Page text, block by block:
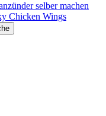
selber machen
Chicken Wings